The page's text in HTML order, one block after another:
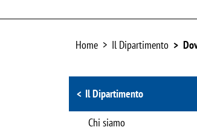
Home Il Dipartimento
Browse
Il Dipartimento
Chi siamo